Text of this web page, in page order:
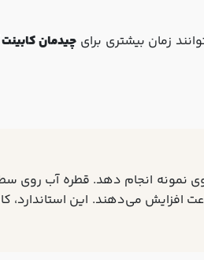
زمان بیشتری برایچیدمان
5 دقیقه جذب می‌شود. محصولات چوبین هنر فرتاک با پوشش نانو ضدآب، این زمان را